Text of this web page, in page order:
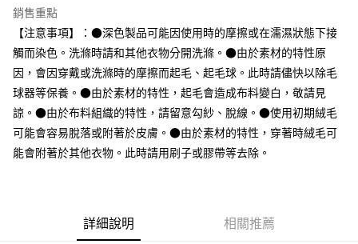
全家取貨付款
每筆NT$65，滿NT$1,000(含以上)免運費
付款後全家取貨
每筆NT$65，滿NT$1,000(含以上)免運費
7-11取貨付款
每筆NT$65，滿NT$1,000(含以上)免運費
付款後7-11取貨
每筆NT$150，滿NT$2,000(含以上)免運費
銷售重點
【注意事項】：●深色製品可能因使用時的摩擦或在濡濕狀態下接
觸而染色。洗滌時請和其他衣物分開洗滌。●由於素材的特性原
因，會因穿戴或洗滌時的摩擦而起毛、起毛球。此時請儘快以除毛
球器等保養。●由於素材的特性，起毛會造成布料變白，敬請見
諒。●由於布料組織的特性，請留意勾紗、脫線。●使用初期絨毛
可能會容易脫落或附著於皮膚。●由於素材的特性，穿著時絨毛可
能會附著於其他衣物。此時請用刷子或膠帶等去除。
詳細說明 相關推薦